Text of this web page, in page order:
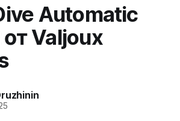
Automatic
Valjoux